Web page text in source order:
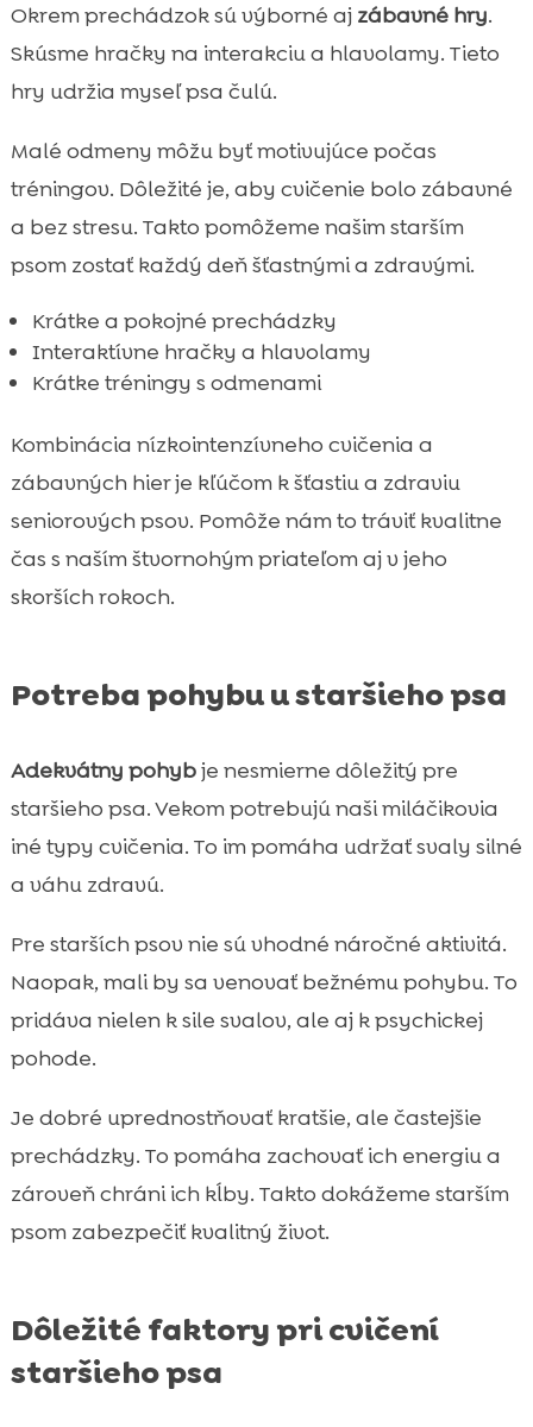
Okrem prechádzok sú výborné aj zábavné hry.
Skúsme hračky na interakciu a hlavolamy. Tieto
hry udržia myseľ psa čulú.
Malé odmeny môžu byť motivujúce počas
tréningov. Dôležité je, aby cvičenie bolo zábavné
a bez stresu. Takto pomôžeme našim starším
psom zostať každý deň šťastnými a zdravými.
Krátke a pokojné prechádzky
Interaktívne hračky a hlavolamy
Krátke tréningy s odmenami
Kombinácia nízkointenzívneho cvičenia a
zábavných hier je kľúčom k šťastiu a zdraviu
seniorových psov. Pomôže nám to tráviť kvalitne
čas s naším štvornohým priateľom aj v jeho
skorších rokoch.
Potreba pohybu u staršieho psa
Adekvátny pohybje nesmierne dôležitý pre
staršieho psa. Vekom potrebujú naši miláčikovia
iné typy cvičenia. To im pomáha udržať svaly silné
a váhu zdravú.
Pre starších psov nie sú vhodné náročné aktivitá.
Naopak, mali by sa venovať bežnému pohybu. To
pridáva nielen k sile svalov, ale aj k psychickej
pohode.
Je dobré uprednostňovať kratšie, ale častejšie
prechádzky. To pomáha zachovať ich energiu a
zároveň chráni ich kĺby. Takto dokážeme starším
psom zabezpečiť kvalitný život.
Dôležité faktory pri cvičení
staršieho psa